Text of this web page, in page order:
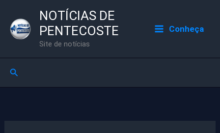
para
NOTÍCIAS DE
PENTECOSTE
Site de notícias
Conheça
Pesquisar